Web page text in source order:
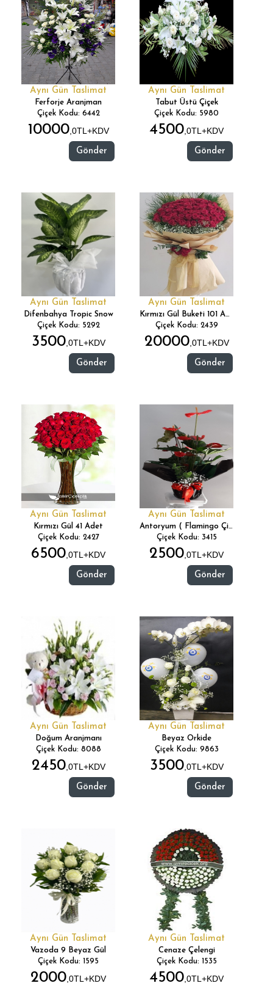
Aynı Gün Taslimat
Ferforje Aranjman
Çiçek Kodu: 6442
10000,0TL+KDV
Gönder
Aynı Gün Taslimat
Tabut Üstü Çiçek
Çiçek Kodu: 5980
4500,0TL+KDV
Gönder
Aynı Gün Taslimat
Difenbahya Tropic Snow
Çiçek Kodu: 5292
3500,0TL+KDV
Gönder
Aynı Gün Taslimat
Kırmızı Gül Buketi 101 Adet
Çiçek Kodu: 2439
20000,0TL+KDV
Gönder
Aynı Gün Taslimat
Kırmızı Gül 41 Adet
Çiçek Kodu: 2427
6500,0TL+KDV
Gönder
Aynı Gün Taslimat
Antoryum ( Flamingo Çiçeği )
Çiçek Kodu: 3415
2500,0TL+KDV
Gönder
Aynı Gün Taslimat
Doğum Aranjmanı
Çiçek Kodu: 8088
2450,0TL+KDV
Gönder
Aynı Gün Taslimat
Beyaz Orkide
Çiçek Kodu: 9863
3500,0TL+KDV
Gönder
Aynı Gün Taslimat
Vazoda 9 Beyaz Gül
Çiçek Kodu: 1595
2000,0TL+KDV
Aynı Gün Taslimat
Cenaze Çelengi
Çiçek Kodu: 1535
4500,0TL+KDV